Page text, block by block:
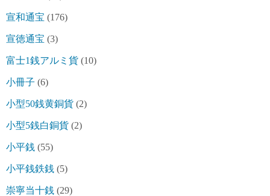
宣和通宝 (176)
宣徳通宝 (3)
富士1銭アルミ貨 (10)
小冊子 (6)
小型50銭黄銅貨 (2)
小型5銭白銅貨 (2)
小平銭 (55)
小平銭鉄銭 (5)
崇寧当十銭 (29)